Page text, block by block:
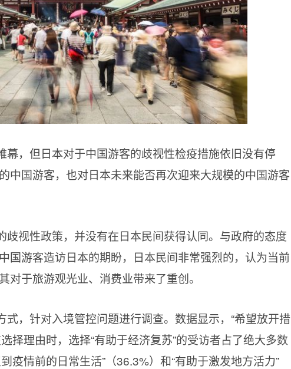
幕，但日本对于中国游客的歧视性检疫措施依旧没有停
中国游客，也对日本未来能否再次迎来大规模的中国游客
歧视性政策，并没有在日本民间获得认同。与政府的态度
国游客造访日本的期盼，日本民间非常强烈的，认为当前
对于旅游观光业、消费业带来了重创。
式，针对入境管控问题进行调查。数据显示，“希望放开措
择理由时，选择“有助于经济复苏”的受访者占了绝大多数
疫情前的日常生活”（36.3%）和“有助于激发地方活力”